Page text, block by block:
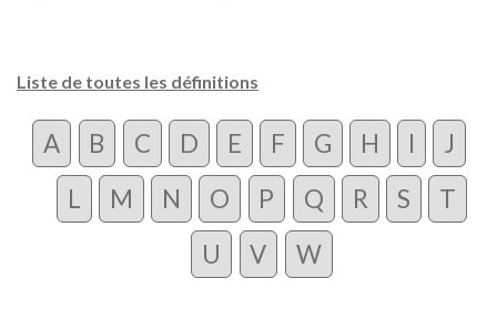
Liste de toutes les définitions
A B C D E F G H I
J
L
M N O P Q R S
T
U
V W